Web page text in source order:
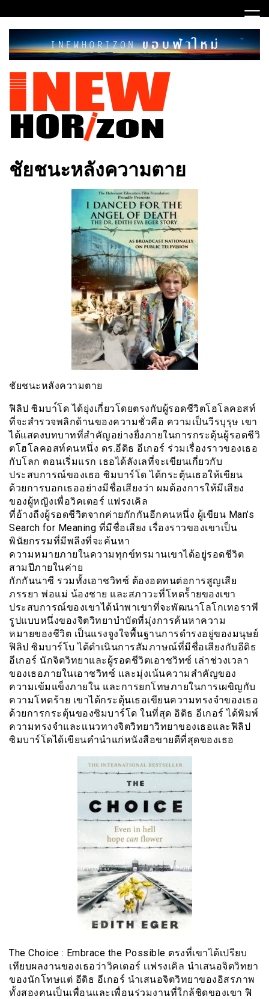
to
content
INEWHORIZON
ชัยชนะหลังความตาย
ชัยชนะหลังความตาย
ฟิลิป ซิมบา์โด ได้ยุ่งเกี่ยวโดยตรงกับผู้รอดชีวิตโฮโลคอสท์
ที่จะสำรวจพลิกด้านของความชั่วคือ ความเป็นวีรบุรุษ เขา
ได้แสดงบทบาทที่สำคัญอย่างยื่งภายในการกระตุ้นผู้รอดชีวิ
ตโฮโลคอสท์คนหนึ่ง ดร.อีดิธ อีเกอร์ ร่วมเรื่องราวของเธอ
กับโลก ตอนเริ่มแรก เธอได้ลังเลที่จะเขียนเกี่ยวกับ
ประสบการณ์ของเธอ ซิมบาร์โด ได้กระตุ้นเธอให้เขียน
ด้วยการบอกเธออย่างมีชื่อเสียงว่า ผมต้องการให้มีเสียง
ของผู้หญิงเพื่อวิคเตอร์ แฟรงเคิล
ที่อ้างถีงผู้รอดชีวิตจากค่ายกักกันอีกคนหนึ่ง ผู้เขียน Man’s
Search for Meaning ที่มีชื่อเสียง เรื่องราวของเขาเป็น
พินัยกรรมที่มีพลีงที่จะค้นหา
ความหมายภายในความทุกข์ทรมานเขาได้อยู่รอดชีวิต
สามปีภายในค่าย
กักกันนาซี รวมทั้งเอาชวิทซ์ ต้องอดทนต่อการสูญเสีย
ภรรยา พ่อแม่ น้องชาย และสภาวะที่โหดร้้ายของเขา
ประสบการณ์ของเขาได้นำพาเขาที่จะพัฒนาโลโกเทอราพี
รูปแบบหนึ่งของจิตวิทยาบำบัดที่มุ่งการค้นหาความ
หมายของชีวิต เป็นแรงจูงใจพื้นฐานการดำรงอยู่ของมนุษย์
ฟิลิป ซิมบาร์โบ ได้ดำเนินการสัมภาษณ์ที่มีชื่อเสียงกับอีดิธ
อีเกอร์ นักจิตวิทยาและผู้รอดชีวิตเอาชวิทซ์ เล่าช่วงเวลา
ของเธอภายในเอาชวิทซ์ และมุ่งเน้นความสำคัญของ
ความเข้มแข็งภายใน และการยกโทษภายในการเผขิญกับ
ความโหดร้าย เขาได้กระตุ้นเธอเขียนความทรงจำของเธอ
ด้วยการกระตุ้นของซิมบาร์โด ในที่สุด อิดิธ อีเกอร์ ได้พิมพ์
ความทรงจำและเเนวทางจิตวิทยาวิทยาของเธอและฟิลิป
ซิมบาร์โดได้เขียนคำนำแก่หนังสือขายดีที่สุดของเธอ
The Choice : Embrace the Possible ตรงที่เขาได้เปรียบ
เทียบผลงานของเธอว่าวิคเตอร์ เเฟรงเคิล นำเสนอจิตวิทยา
ของนักโทษแต่ อีดิธ อีเกอร์ นำเสนอจิตวิทยาของอิสรภาพ
ทั้งสองคนเป็นเพื่อนและเพื่อนร่วมงานที่ใกล้ชิดของเขา ฟิ